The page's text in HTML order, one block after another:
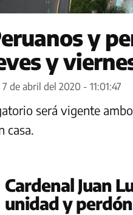
y
y
7 de abril del 2020 - 11:01:47
será vigente
casa.
Cardenal Juan
unidad y